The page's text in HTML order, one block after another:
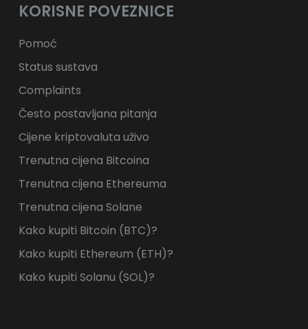
KORISNE POVEZNICE
Pomoć
Status sustava
Complaints
Često postavljana pitanja
Cijene kriptovaluta uživo
Trenutna cijena Bitcoina
Trenutna cijena Ethereuma
Trenutna cijena Solane
Kako kupiti Bitcoin (BTC)?
Kako kupiti Ethereum (ETH)?
Kako kupiti Solanu (SOL)?